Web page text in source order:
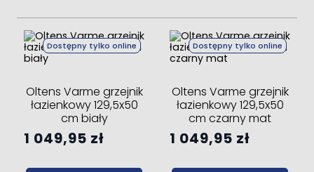
Dostępny tylko online
Oltens Varme grzejnik
łazienkowy 129,5x50
cm biały
1 049,95 zł
Dostępny tylko online
Oltens Varme grzejnik
łazienkowy 129,5x50
cm czarny mat
1 049,95 zł